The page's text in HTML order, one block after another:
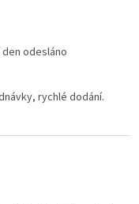
odesláno
rychlé dodání.